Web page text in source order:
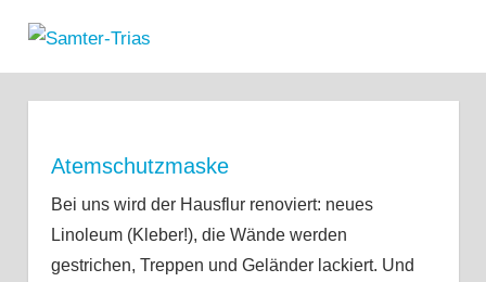
Inhalt
springen
Unverträglichkeit
Atemschutzmaske
Bei uns wird der Hausflur renoviert: neues
Linoleum (Kleber!), die Wände werden
gestrichen, Treppen und Geländer lackiert. Und